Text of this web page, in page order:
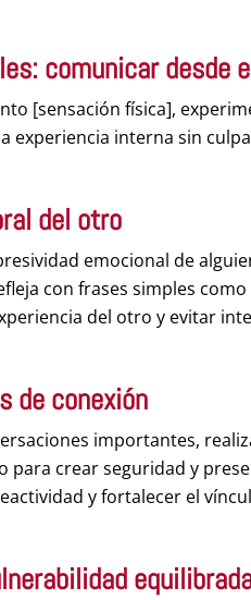
comunicar desde
[sensación física],
experiencia interna sin
del otro
emocional de
con frases simples
del otro y evitar
de conexión
importantes,
para crear seguridad y
y fortalecer el